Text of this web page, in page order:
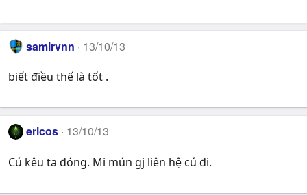
samirvnn 13/10/13
biết điều thế là tốt .
ericos 13/10/13
Cú kêu ta đóng. Mi mún gj liên hệ cú đi.